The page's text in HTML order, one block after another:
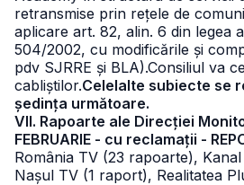
retransmise prin rețele de
aplicare art. 82, alin. 6 din legea
504/2002, cu modificările și
pdv SJRRE și BLA).Consiliul va
cabliștilor.Celelalte subiecte se
ședința următoare.
VII. Rapoarte ale Direcției
FEBRUARIE - cu reclamații -
România TV (23 rapoarte),
Nașul TV (1 raport), Realitatea